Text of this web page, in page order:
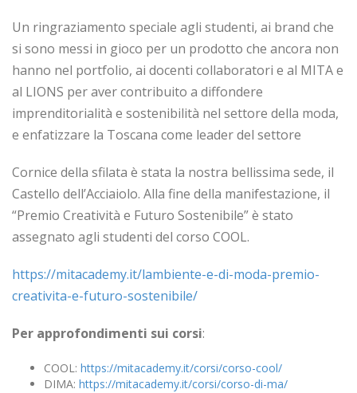
Un ringraziamento speciale agli studenti, ai brand che
si sono messi in gioco per un prodotto che ancora non
hanno nel portfolio, ai docenti collaboratori e al MITA e
al LIONS per aver contribuito a diffondere
imprenditorialità e sostenibilità nel settore della moda,
e enfatizzare la Toscana come leader del settore
Cornice della sfilata è stata la nostra bellissima sede, il
Castello dell’Acciaiolo. Alla fine della manifestazione, il
“Premio Creatività e Futuro Sostenibile” è stato
assegnato agli studenti del corso COOL.
https://mitacademy.it/lambiente-e-di-moda-premio-
creativita-e-futuro-sostenibile/
Per approfondimenti sui corsi:
COOL: https://mitacademy.it/corsi/corso-cool/
DIMA: https://mitacademy.it/corsi/corso-di-ma/